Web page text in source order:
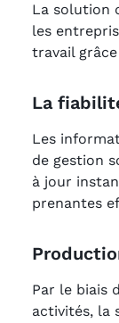
La solution
les
travail
La
Les
de gestion
à jour
prenantes
Par le biais
activités, la